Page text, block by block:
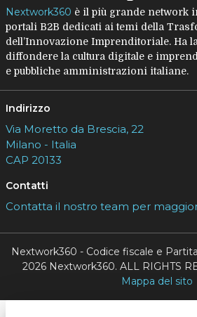
Nextwork360 è il più grande network
portali B2B dedicati ai temi della
dell’Innovazione Imprenditoriale. Ha
diffondere la cultura digitale e
e pubbliche amministrazioni italiane.
Indirizzo
Via Moretto da Brescia, 22
Milano - Italia
CAP 20133
Contatti
Contatta il nostro team per
Nextwork360 - Codice fiscale e
2026 Nextwork360. ALL RIGHTS
Mappa del sito